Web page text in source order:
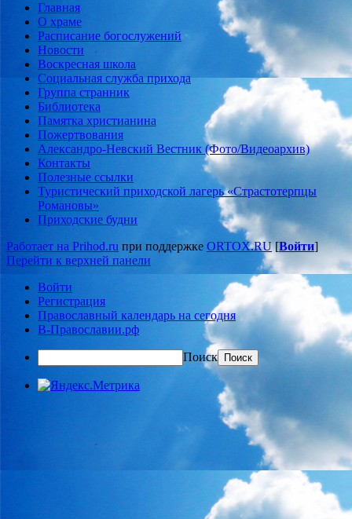
Главная
О храме
Расписание богослужений
Новости
Воскресная школа
Социальная служба прихода
Группа странник
Библиотека
Памятка христианина
Пожертвования
Александро-Невский Вестник (Фото/Видеоархив)
Контакты
Полезные ссылки
Туристический приходской лагерь «Страстотерпцы
Романовы»
Приходские будни
Работает на Prihod.ru при поддержке ORTOX.RU[Войти]
Перейти к верхней панели
Войти
Регистрация
Православный календарь на сегодня
В-Православии.рф
Поиск